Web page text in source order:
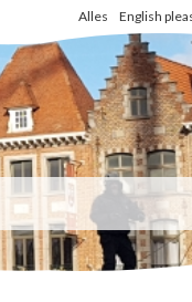
Alles English